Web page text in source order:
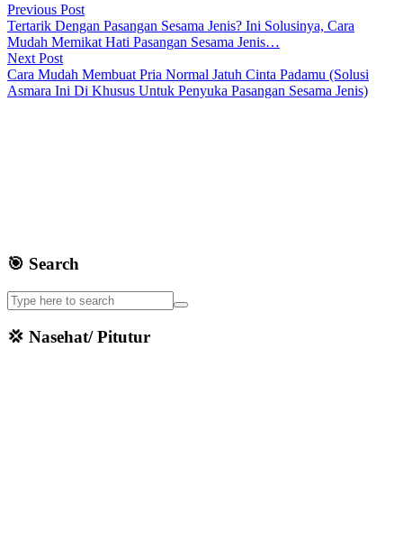
Previous Post
Tertarik Dengan Pasangan Sesama Jenis? Ini Solusinya, Cara
Mudah Memikat Hati Pasangan Sesama Jenis…
Next Post
Cara Mudah Membuat Pria Normal Jatuh Cinta Padamu (Solusi
Asmara Ini Di Khusus Untuk Penyuka Pasangan Sesama Jenis)
🎯 Search
💢 Nasehat/ Pitutur